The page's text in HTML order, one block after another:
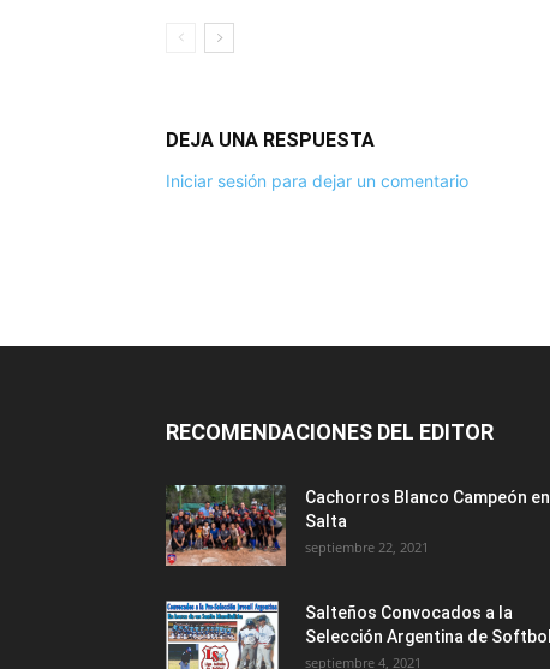
DEJA UNA RESPUESTA
Iniciar sesión para dejar un comentario
RECOMENDACIONES DEL EDITOR
Cachorros Blanco Campeón en
Salta
septiembre 22, 2021
Salteños Convocados a la
Selección Argentina de Softbol
septiembre 4, 2021